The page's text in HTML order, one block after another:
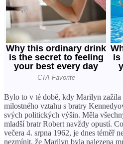
Bylo to v té době, kdy Marilyn zažila
milostného vztahu s bratry
svých politických výšin. Měla
mladší bratr Robert navždy opustí.
večera 4. srpna 1962, je dnes téměř
nezmínit, že Marilyn byla nalezena